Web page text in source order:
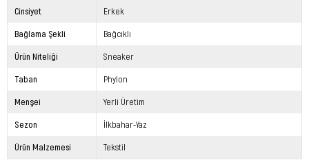
Cinsiyet Erkek
Bağlama Şekli Bağcıklı
Ürün Niteliği Sneaker
Taban Phylon
Menşei Yerli Üretim
Sezon İlkbahar-Yaz
Ürün Malzemesi Tekstil